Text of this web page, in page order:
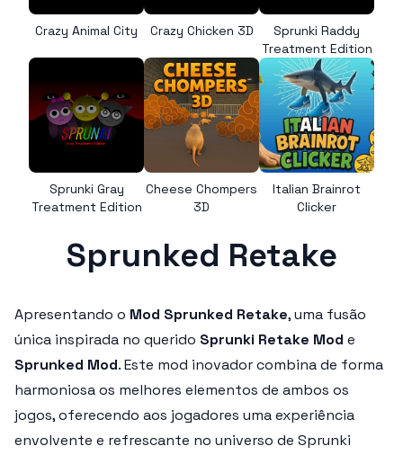
Crazy Animal City Crazy Chicken 3D
Sprunki Raddy
Treatment Edition
Sprunki Gray
Treatment Edition
Cheese Chompers
3D
Italian Brainrot
Clicker
Sprunked Retake
Apresentando o Mod Sprunked Retake, uma fusão
única inspirada no querido Sprunki Retake Mod e
Sprunked Mod. Este mod inovador combina de forma
harmoniosa os melhores elementos de ambos os
jogos, oferecendo aos jogadores uma experiência
envolvente e refrescante no universo de Sprunki